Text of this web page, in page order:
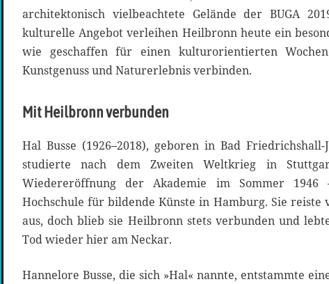
architektonisch vielbeachtete Gelände der BUGA
kulturelle Angebot verleihen Heilbronn heute ein
wie geschaffen für einen kulturorientierten
Kunstgenuss und Naturerlebnis verbinden.
Mit Heilbronn verbunden
Hal Busse (1926–2018), geboren in Bad
studierte nach dem Zweiten Weltkrieg in
Wiedereröffnung der Akademie im Sommer
Hochschule für bildende Künste in Hamburg. Sie
aus, doch blieb sie Heilbronn stets verbunden und
Tod wieder hier am Neckar.
Hannelore Busse, die sich »Hal« nannte, entstammte